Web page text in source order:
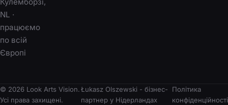
NL ·
працюємо
по всій
Європі
© 2026 Look Arts Vision.
Усі права захищені.
Łukasz Olszewski - бізнес-
партнер у Нідерландах
Політика
конфіденційності